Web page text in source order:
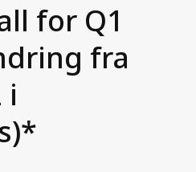
for Q1
fra
i